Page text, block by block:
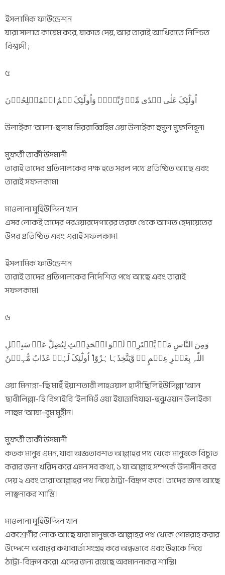
ইসলামিক ফাউন্ডেশন
যারা সালাত কায়েম করে, যাকাত দেয়, আর তারাই আখিরাতে নিশ্চিত
বিশ্বাসী ;
৫
اُولٰٓئِکَ عَلٰی ہُدًی مِّنۡ رَّبِّہِمۡ وَاُولٰٓئِکَ ہُمُ الۡمُفۡلِحُوۡنَ
উলাইকা ‘আলা-হুদাম মিররাব্বিহিম ওয়া উলাইকা হুমুল মুফলিহূন।
মুফতী তাকী উসমানী
তারাই তাদের প্রতিপালকের পক্ষ হতে সরল পথে প্রতিষ্ঠিত আছে এবং
তারাই সফলকাম।
মাওলানা মুহিউদ্দিন খান
এসব লোকই তাদের পরওয়ারদেগারের তরফ থেকে আগত হেদায়েতের
উপর প্রতিষ্ঠিত এবং এরাই সফলকাম।
ইসলামিক ফাউন্ডেশন
তারাই তাদের প্রতিপালকের নির্দেশিত পথে আছে এবং তারাই
সফলকাম।
৬
وَمِنَ النَّاسِ مَنۡ یَّشۡتَرِیۡ لَہۡوَ الۡحَدِیۡثِ لِیُضِلَّ عَنۡ سَبِیۡلِ
اللّٰہِ بِغَیۡرِ عِلۡمٍ ٭ۖ وَّیَتَّخِذَہَا ہُزُوًا ؕ اُولٰٓئِکَ لَہُمۡ عَذَابٌ مُّہِیۡنٌ
ওয়া মিনান্না-ছি মাইঁ ইয়াশতারী লাহওয়াল হাদীছিলিইউদিল্লা ‘আন
ছাবীলিল্লা-হি বিগাইরি ‘ইলমিওঁ ওয়া ইয়াত্তাখিযাহা-হুঝুওয়ান উলাইকা
লাহুম ‘আযা-বুম মুহীন।
মুফতী তাকী উসমানী
কতক মানুষ এমন, যারা অজ্ঞতাবশত আল্লাহর পথ থেকে মানুষকে বিচ্যুত
করার জন্য খরিদ করে এমন সব কথা, ১ যা আল্লাহ সম্পর্কে উদাসীন করে
দেয় ২ এবং তারা আল্লাহর পথ নিয়ে ঠাট্টা-বিদ্রূপ করে। তাদের জন্য আছে
লাঞ্ছনাকর শাস্তি।
মাওলানা মুহিউদ্দিন খান
একশ্রেণীর লোক আছে যারা মানুষকে আল্লাহর পথ থেকে গোমরাহ করার
উদ্দেশে অবান্তর কথাবার্তা সংগ্রহ করে অন্ধভাবে এবং উহাকে নিয়ে
ঠাট্টা-বিদ্রূপ করে। এদের জন্য রয়েছে অবমাননাকর শাস্তি।